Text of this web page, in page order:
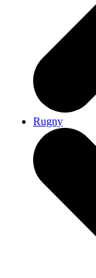
Rugny